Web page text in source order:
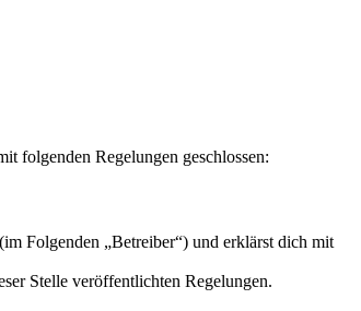
folgenden Regelungen geschlossen:
Folgenden „Betreiber“) und erklärst dich mit
Stelle veröffentlichten Regelungen.